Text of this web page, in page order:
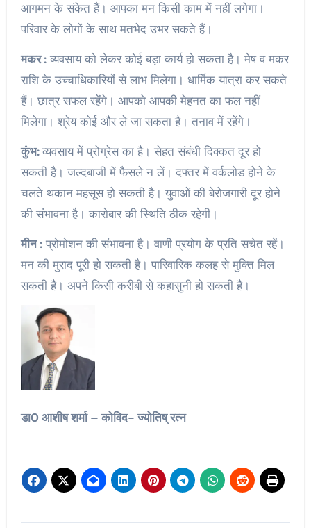
आगमन के संकेत हैं। आपका मन किसी काम में नहीं लगेगा।
परिवार के लोगों के साथ मतभेद उभर सकते हैं।
मकर :व्यवसाय को लेकर कोई बड़ा कार्य हो सकता है। मेष व मकर
राशि के उच्चाधिकारियों से लाभ मिलेगा। धार्मिक यात्रा कर सकते
हैं। छात्र सफल रहेंगे। आपको आपकी मेहनत का फल नहीं
मिलेगा। श्रेय कोई और ले जा सकता है। तनाव में रहेंगे।
कुंभ:व्यवसाय में प्रोग्रेस का है। सेहत संबंधी दिक्कत दूर हो
सकती है। जल्दबाजी में फैसले न लें। दफ्तर में वर्कलोड होने के
चलते थकान महसूस हो सकती है। युवाओं की बेरोजगारी दूर होने
की संभावना है। कारोबार की स्थिति ठीक रहेगी।
मीन :प्रोमोशन की संभावना है। वाणी प्रयोग के प्रति सचेत रहें।
मन की मुराद पूरी हो सकती है। पारिवारिक कलह से मुक्ति मिल
सकती है। अपने किसी करीबी से कहासुनी हो सकती है।
डा0 आशीष शर्मा – कोविद- ज्योतिष् रत्न